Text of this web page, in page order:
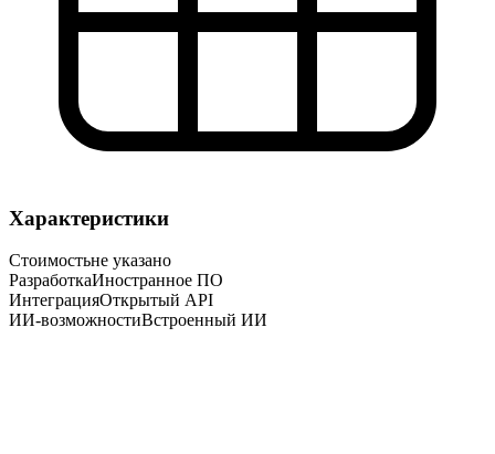
Характеристики
Стоимостьне указано
РазработкаИностранное ПО
ИнтеграцияОткрытый API
ИИ-возможностиВстроенный ИИ